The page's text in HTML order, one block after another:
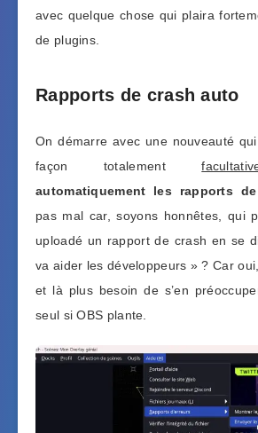
avec quelque chose qui plaira
de plugins.
Rapports de crash auto
On démarre avec une nouveauté
façon totalement
automatiquement les rapports
pas mal car, soyons honnêtes, qui
uploadé un rapport de crash en se
va aider les développeurs » ? Car
et là plus besoin de s’en
seul si OBS plante.